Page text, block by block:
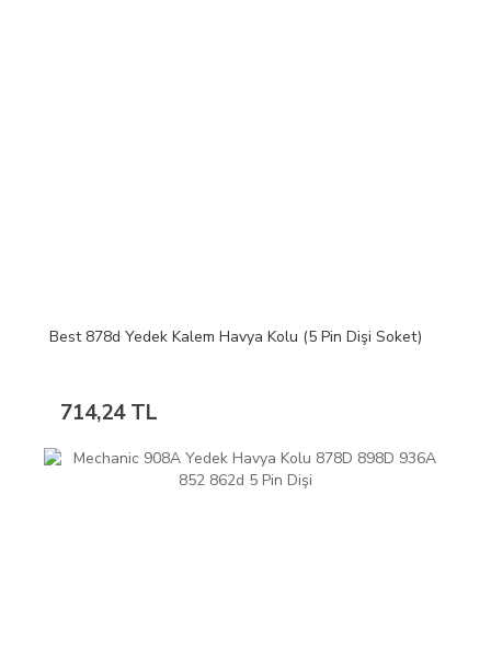
Best 878d Yedek Kalem Havya Kolu (5 Pin Dişi Soket)
714,24 TL